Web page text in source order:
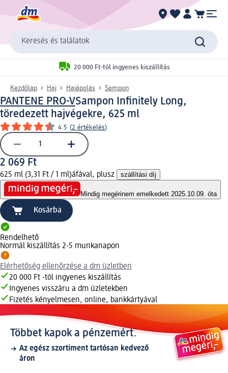
Keresés és találatok
20 000 Ft-tól ingyenes kiszállítás
Kezdőlap Haj Hajápolás Sampon
PANTENE PRO-VSampon Infinitely Long,
töredezett hajvégekre, 625 ml
4.5 (2 értékelés)
2 069 Ft
625 ml (3,31 Ft / 1 ml)áfával, plusz szállítási díj
Mindig megérinem emelkedett 2025.10.09. óta
Kosárba
Rendelhető
Normál kiszállítás 2-5 munkanapon
Elérhetőség ellenőrzése a dm üzletben
20 000 Ft -tól ingyenes kiszállítás
Ingyenes visszáru a dm üzletekben
Fizetés kényelmesen, online, bankkártyával
Többet kapok a pénzemért.
Az egész szortiment tartósan kedvező
áron